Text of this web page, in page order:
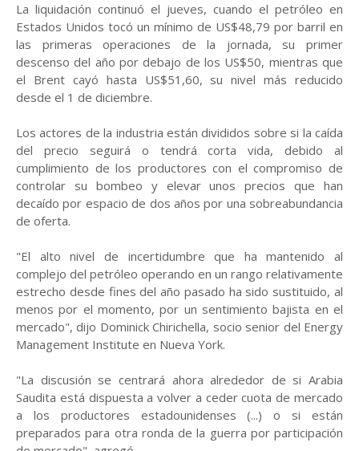
La liquidación continuó el jueves, cuando el petróleo en
Estados Unidos tocó un mínimo de US$48,79 por barril en
las primeras operaciones de la jornada, su primer
descenso del año por debajo de los US$50, mientras que
el Brent cayó hasta US$51,60, su nivel más reducido
desde el 1 de diciembre.
Los actores de la industria están divididos sobre si la caída
del precio seguirá o tendrá corta vida, debido al
cumplimiento de los productores con el compromiso de
controlar su bombeo y elevar unos precios que han
decaído por espacio de dos años por una sobreabundancia
de oferta.
"El alto nivel de incertidumbre que ha mantenido al
complejo del petróleo operando en un rango relativamente
estrecho desde fines del año pasado ha sido sustituido, al
menos por el momento, por un sentimiento bajista en el
mercado", dijo Dominick Chirichella, socio senior del Energy
Management Institute en Nueva York.
"La discusión se centrará ahora alrededor de si Arabia
Saudita está dispuesta a volver a ceder cuota de mercado
a los productores estadounidenses (...) o si están
preparados para otra ronda de la guerra por participación